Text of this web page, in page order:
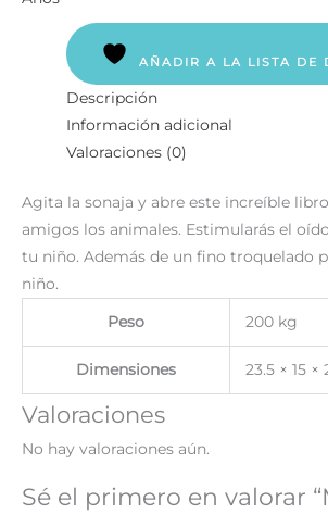
AÑADIR A LA LISTA DE
Descripción
Información adicional
Valoraciones (0)
Agita la sonaja y abre este increíble
amigos los animales. Estimularás el
tu niño. Además de un fino troquelado
niño.
Peso 200 kg
Dimensiones 23.5 × 15 ×
Valoraciones
No hay valoraciones aún.
Sé el primero en valorar